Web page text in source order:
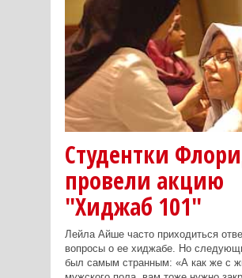
Студентки
провели акцию
"Хиджаб 101"
Лейла Айше часто приходиться
вопросы о ее хиджабе. Но
был самым странным: «А как же с